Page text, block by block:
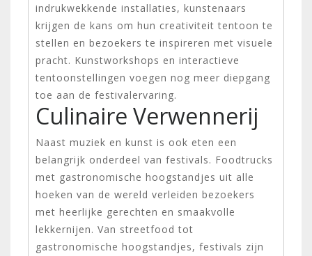
indrukwekkende installaties, kunstenaars
krijgen de kans om hun creativiteit tentoon te
stellen en bezoekers te inspireren met visuele
pracht. Kunstworkshops en interactieve
tentoonstellingen voegen nog meer diepgang
toe aan de festivalervaring.
Culinaire Verwennerij
Naast muziek en kunst is ook eten een
belangrijk onderdeel van festivals. Foodtrucks
met gastronomische hoogstandjes uit alle
hoeken van de wereld verleiden bezoekers
met heerlijke gerechten en smaakvolle
lekkernijen. Van streetfood tot
gastronomische hoogstandjes, festivals zijn